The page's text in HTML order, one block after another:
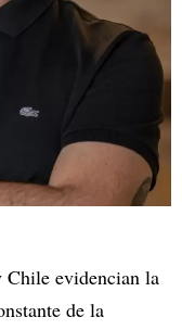
Chile evidencian la
de la